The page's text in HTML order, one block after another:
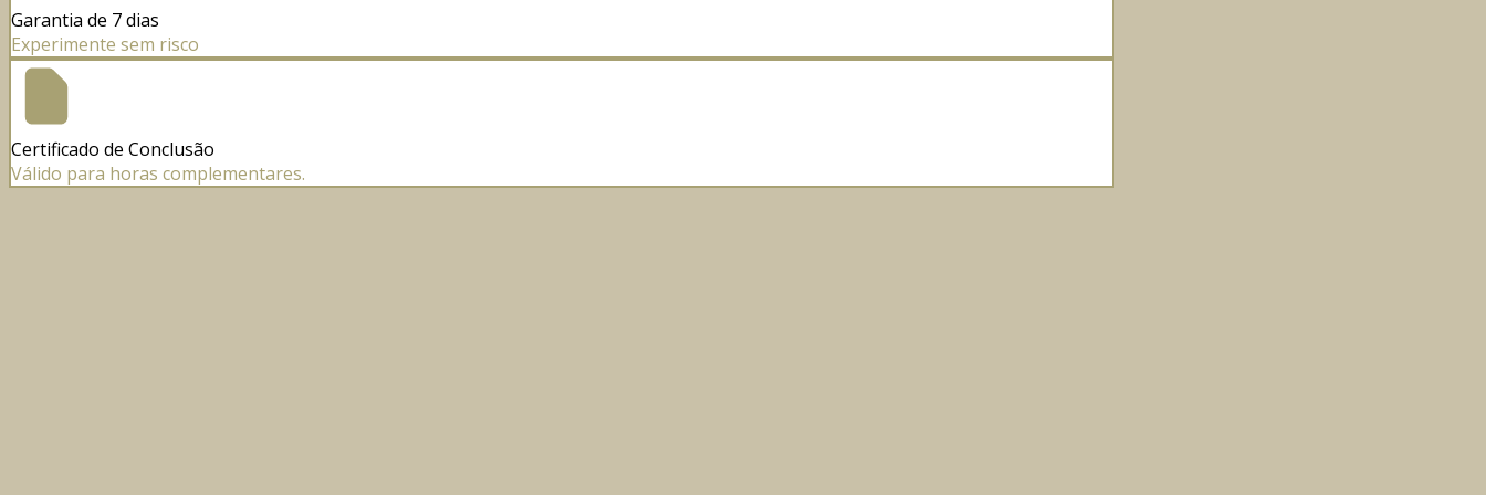
Garantia de 7 dias
Experimente sem risco
Certificado de Conclusão
Válido para horas complementares.